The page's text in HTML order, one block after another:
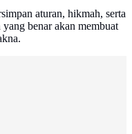
aturan, hikmah, serta
benar akan membuat